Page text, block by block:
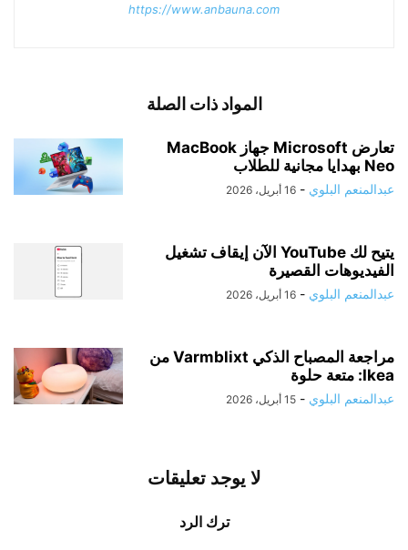
https://www.anbauna.com
المواد ذات الصلة
تعارض Microsoft جهاز MacBook
Neo بهدايا مجانية للطلاب
عبدالمنعم البلوي - 16 أبريل، 2026
يتيح لك YouTube الآن إيقاف تشغيل
الفيديوهات القصيرة
عبدالمنعم البلوي - 16 أبريل، 2026
مراجعة المصباح الذكي Varmblixt من
Ikea: متعة حلوة
عبدالمنعم البلوي - 15 أبريل، 2026
لا يوجد تعليقات
ترك الرد